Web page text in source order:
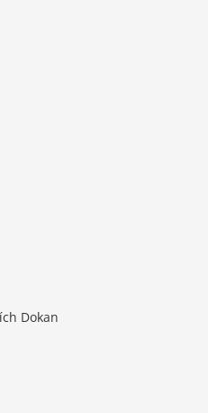
Dokan